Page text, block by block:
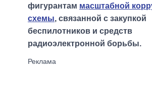
фигурантам масштабной
схемы, связанной с закупкой
беспилотников и средств
радиоэлектронной борьбы.